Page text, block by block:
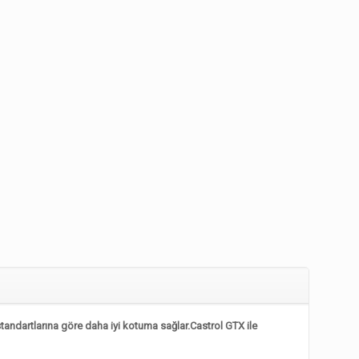
göre daha iyi kotuma sağlar.Castrol GTX ile